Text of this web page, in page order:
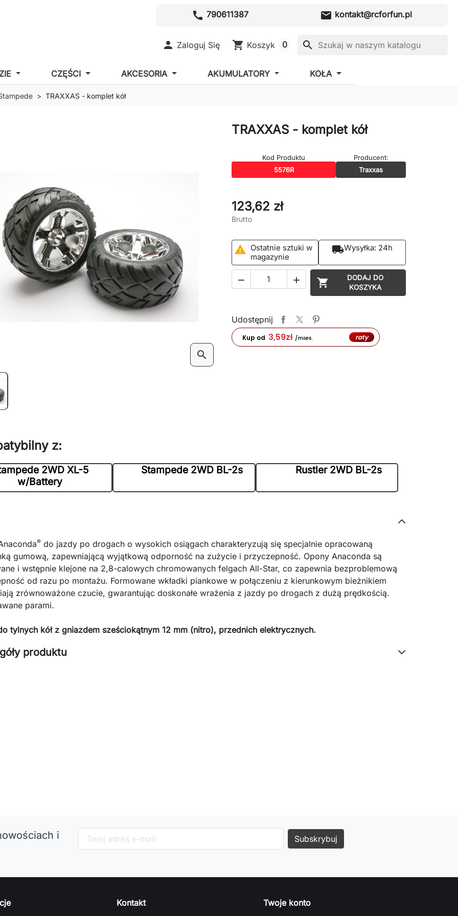
call 790611387 mail kontakt@rcforfun.pl
 Zaloguj Się shopping_cart Koszyk 0 search
CZĘŚCI AKCESORIA AKUMULATORY KOŁA
TRAXXAS - komplet kół
search
TRAXXAS - komplet kół
Kod Produktu
5576R
Producent:
Traxxas
123,62 zł
Brutto
 Ostatnie sztuki w
magazynie
local_shippingWysyłka: 24h
  
DODAJ DO
KOSZYKA
Udostępnij
Kup od 3,59zł /mies. raty
z:
2WD XL-5
w/Battery
Stampede 2WD BL-2s Rustler 2WD BL-2s
® do jazdy po drogach o wysokich osiągach charakteryzują się specjalnie opracowaną
gumową, zapewniającą wyjątkową odporność na zużycie i przyczepność. Opony Anaconda są
i wstępnie klejone na 2,8-calowych chromowanych felgach All-Star, co zapewnia bezproblemową
od razu po montażu. Formowane wkładki piankowe w połączeniu z kierunkowym bieżnikiem
zrównoważone czucie, gwarantując doskonałe wrażenia z jazdy po drogach z dużą prędkością.
parami.
tylnych kół z gniazdem sześciokątnym 12 mm (nitro), przednich elektrycznych.
produktu
i
Kontakt Twoje konto